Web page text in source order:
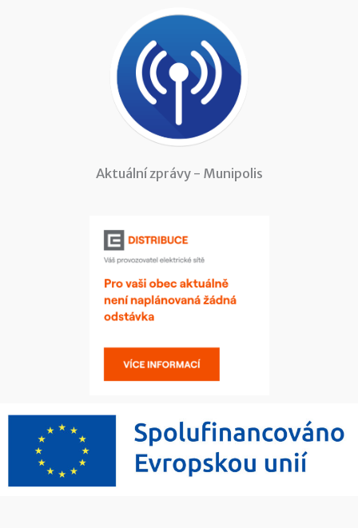
Aktuální zprávy - Munipolis